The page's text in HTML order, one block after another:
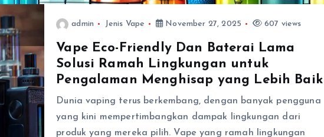
admin Jenis Vape November 27, 2025 607 views
Vape Eco-Friendly Dan Baterai Lama
Solusi Ramah Lingkungan untuk
Pengalaman Menghisap yang Lebih Baik
Dunia vaping terus berkembang, dengan banyak pengguna
yang kini mempertimbangkan dampak lingkungan dari
produk yang mereka pilih. Vape yang ramah lingkungan